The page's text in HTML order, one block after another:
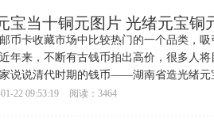
宝当十铜元图片 光绪元宝铜
卡收藏市场中比较热门的一个品类，吸
年来，不断有古钱币拍出高价，很多人将
说说清代时期的钱币——湖南省造光绪元
个铸
22 09:53:19 阅读：3464